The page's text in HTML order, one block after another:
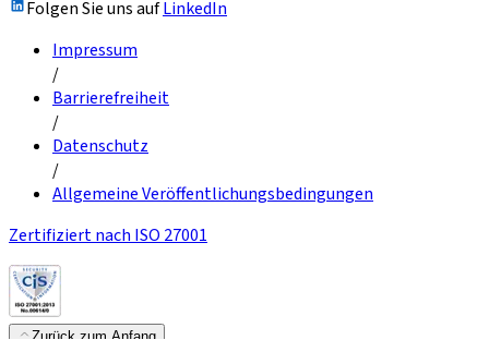
Folgen Sie uns aufLinkedIn
Impressum
/
Barrierefreiheit
/
Datenschutz
/
Allgemeine Veröffentlichungsbedingungen
Zertifiziert nach ISO 27001
Zurück zum Anfang